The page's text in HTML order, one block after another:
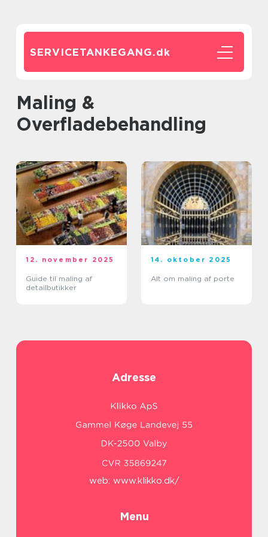
SERVICETANKEGANG.dk
Maling &
Overfladebehandling
12. november 2025
Guide til maling af
detailbutikker
14. oktober 2025
Alt om maling af porte
Adresse
web: www.klikko.dk/
Menu